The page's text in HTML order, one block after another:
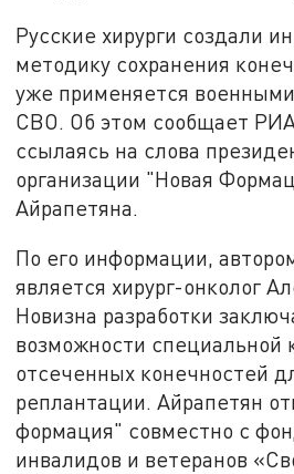
Русские хирурги создали
методику сохранения
уже применяется
СВО. Об этом сообщает
ссылаясь на слова
организации "Новая
Айрапетяна.
По его информации,
является хирург-онколог
Новизна разработки
возможности специальной
отсеченных конечностей
реплантации. Айрапетян
формация" совместно с
инвалидов и ветеранов